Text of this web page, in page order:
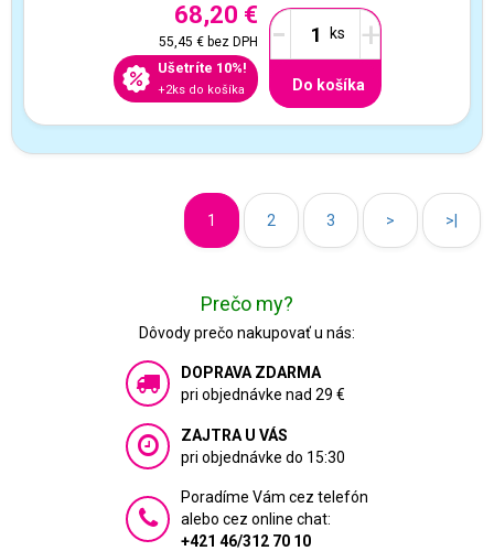
68,20 €
55,45 €bez DPH
Ušetríte 10%!
+2ks do košíka
- +
Do košíka
1 2 3 > >|
Prečo my?
Dôvody prečo nakupovať u nás:
DOPRAVA ZDARMA
pri objednávke nad 29 €
ZAJTRA U VÁS
pri objednávke do 15:30
Poradíme Vám cez telefón
alebo cez online chat:
+421 46/312 70 10